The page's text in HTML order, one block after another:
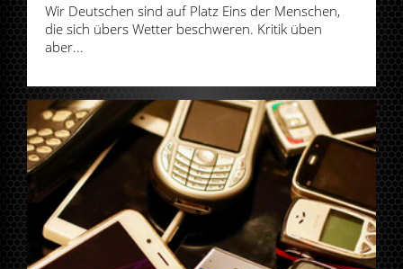
Wir Deutschen sind auf Platz Eins der Menschen,
die sich übers Wetter beschweren. Kritik üben
aber...